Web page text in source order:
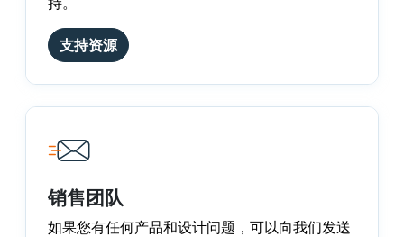
支持资源
销售团队
如果您有任何产品和设计问题，可以向我们发送